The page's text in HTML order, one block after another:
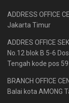
ADDRESS OFFICE
Jakarta Timur
ADDRES OFFICE
No.12 blok B 5-6
Tengah kode pos
BRANCH OFFICE
Balai kota AMONG